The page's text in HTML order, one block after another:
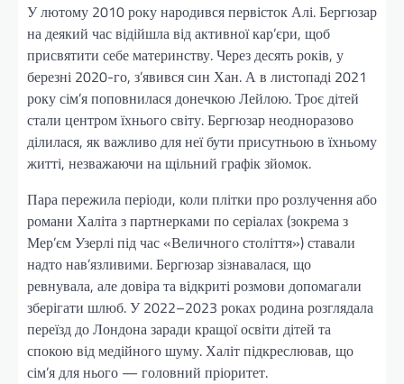
У лютому 2010 року народився первісток Алі. Бергюзар
на деякий час відійшла від активної кар’єри, щоб
присвятити себе материнству. Через десять років, у
березні 2020-го, з’явився син Хан. А в листопаді 2021
року сім’я поповнилася донечкою Лейлою. Троє дітей
стали центром їхнього світу. Бергюзар неодноразово
ділилася, як важливо для неї бути присутньою в їхньому
житті, незважаючи на щільний графік зйомок.
Пара пережила періоди, коли плітки про розлучення або
романи Халіта з партнерками по серіалах (зокрема з
Мер’єм Узерлі під час «Величного століття») ставали
надто нав’язливими. Бергюзар зізнавалася, що
ревнувала, але довіра та відкриті розмови допомагали
зберігати шлюб. У 2022–2023 роках родина розглядала
переїзд до Лондона заради кращої освіти дітей та
спокою від медійного шуму. Халіт підкреслював, що
сім’я для нього — головний пріоритет.